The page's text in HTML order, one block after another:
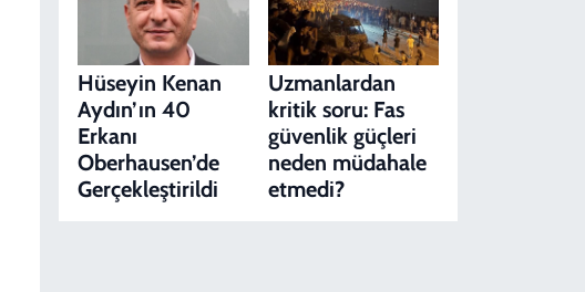
Hüseyin Kenan
Aydın’ın 40
Erkanı
Oberhausen’de
Gerçekleştirildi
Uzmanlardan
kritik soru: Fas
güvenlik güçleri
neden müdahale
etmedi?